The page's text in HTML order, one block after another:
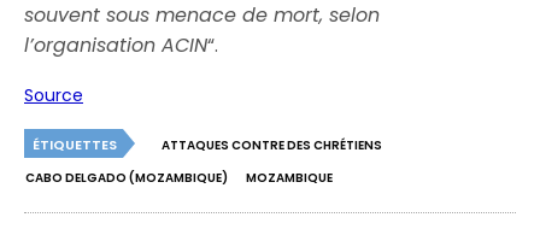
souvent sous menace de mort, selon
l’organisation ACIN“.
Source
ÉTIQUETTES
ATTAQUES CONTRE DES CHRÉTIENS
CABO DELGADO (MOZAMBIQUE)
MOZAMBIQUE